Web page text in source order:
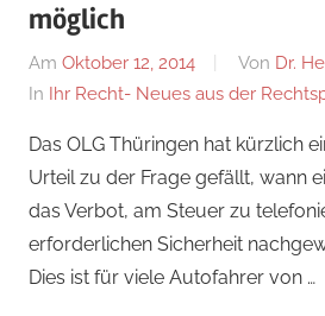
möglich
Am Oktober 12, 2014 Von Dr.
In Ihr Recht- Neues aus der
Das OLG Thüringen hat kürzlich
Urteil zu der Frage gefällt, wann
das Verbot, am Steuer zu
erforderlichen Sicherheit
Dies ist für viele Autofahrer von …